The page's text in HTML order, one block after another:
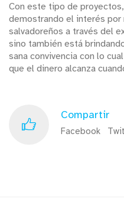
Con este tipo de
demostrando el interés por
salvadoreños a través del
sino también está
sana convivencia con lo
que el dinero alcanza
Compartir
Facebook